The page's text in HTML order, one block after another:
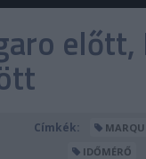
előtt,
Címkék:
IDŐMÉRŐ